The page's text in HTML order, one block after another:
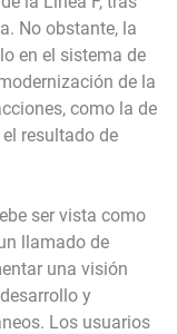
No obstante, la
en el sistema de
de la
como la de
resultado de
ser vista como
llamado de
una visión
y
Los usuarios